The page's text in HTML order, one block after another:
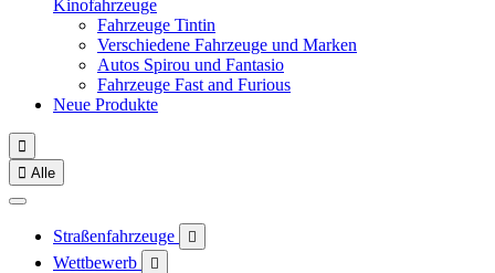
Kinofahrzeuge
Fahrzeuge Tintin
Verschiedene Fahrzeuge und Marken
Autos Spirou und Fantasio
Fahrzeuge Fast and Furious
Neue Produkte

 Alle
Straßenfahrzeuge 
Wettbewerb 